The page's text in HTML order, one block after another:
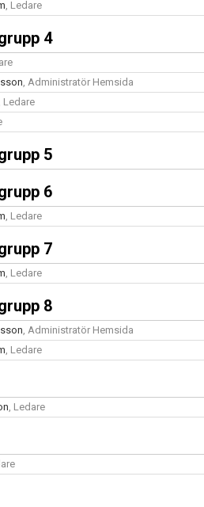
, Ledare
4
, Administratör Hemsida
, Ledare
5
6
, Ledare
7
, Ledare
8
, Administratör Hemsida
, Ledare
, Ledare